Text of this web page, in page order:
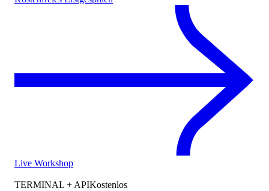
Live Workshop
TERMINAL + APIKostenlos